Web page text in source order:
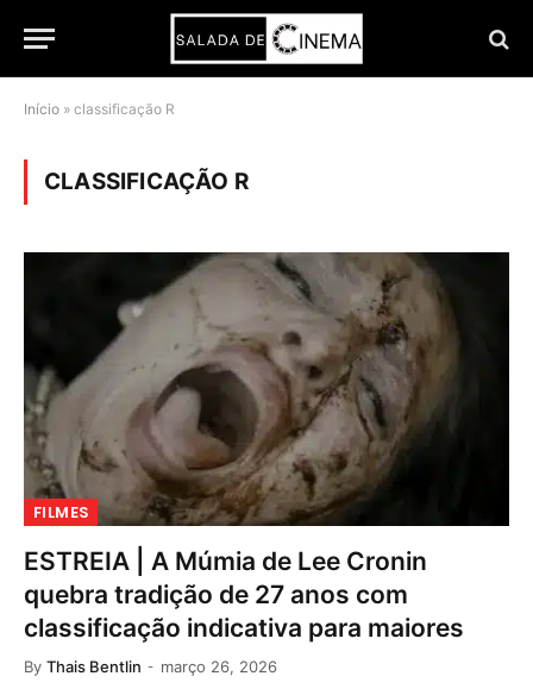
Início » classificação R
CLASSIFICAÇÃO R
FILMES
ESTREIA | A Múmia de Lee Cronin
quebra tradição de 27 anos com
classificação indicativa para maiores
By Thais Bentlin março 26, 2026